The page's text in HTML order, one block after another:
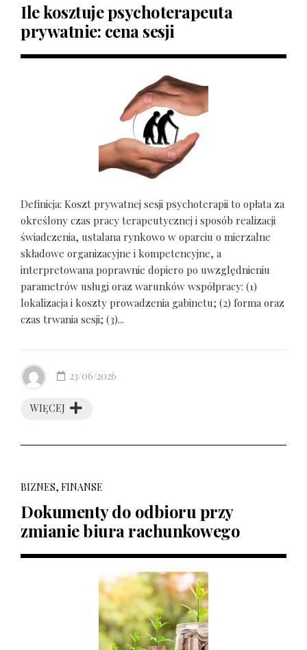
Ile kosztuje psychoterapeuta
prywatnie: cena sesji
Definicja: Koszt prywatnej sesji psychoterapii to opłata za
określony czas pracy terapeutycznej i sposób realizacji
świadczenia, ustalana rynkowo w oparciu o mierzalne
składowe organizacyjne i kompetencyjne, a
interpretowana poprawnie dopiero po uwzględnieniu
parametrów usługi oraz warunków współpracy: (1)
lokalizacja i koszty prowadzenia gabinetu; (2) forma oraz
czas trwania sesji; (3)...
WIĘCEJ
23/06/2026
BIZNES, FINANSE
Dokumenty do odbioru przy
zmianie biura rachunkowego